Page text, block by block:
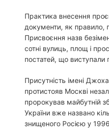
Практика внесення
документи, як правило,
Присвоєння назв
сотні вулиць, площ і
постатей, що виступали
Присутність імені
протистояв Москві
пророкував майбутній
України вже названо
знищеного Росією у